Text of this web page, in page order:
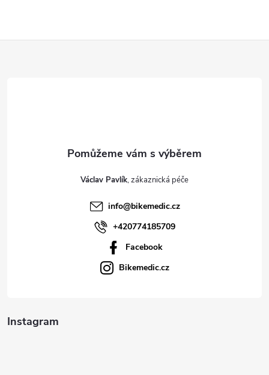
Václav Pavlík
info@bikemedic.cz
+420774185709
Facebook
Bikemedic.cz
Instagram